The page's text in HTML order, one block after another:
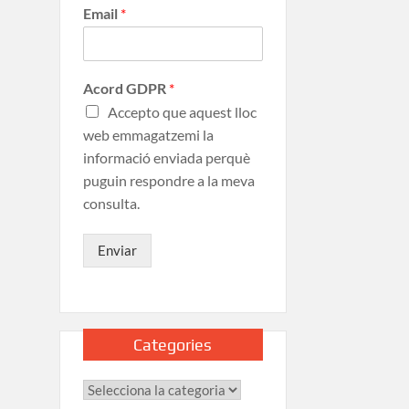
Email *
Acord GDPR *
Accepto que aquest lloc
web emmagatzemi la
informació enviada perquè
puguin respondre a la meva
consulta.
Enviar
Categories